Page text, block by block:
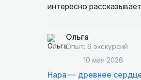
интересно
Ольга
Опыт: 6 экскурсий
10 мая 2026
Нара — древнее